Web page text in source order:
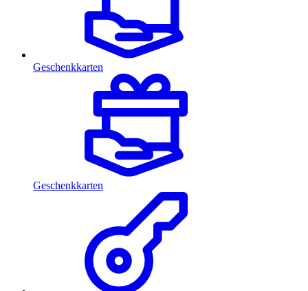
Geschenkkarten
Geschenkkarten